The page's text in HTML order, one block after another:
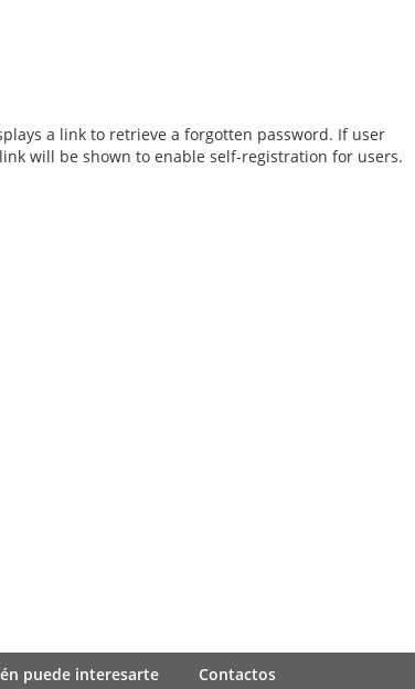
a link to retrieve a forgotten password. If user
will be shown to enable self-registration for users.
puede interesarte Contactos